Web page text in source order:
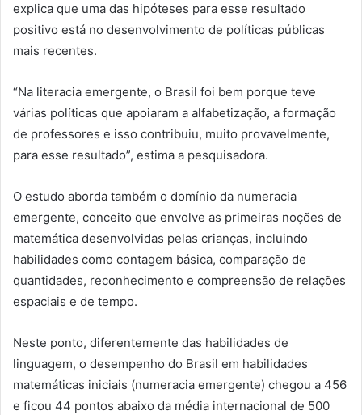
explica que uma das hipóteses para esse resultado
positivo está no desenvolvimento de políticas públicas
mais recentes.
“Na literacia emergente, o Brasil foi bem porque teve
várias políticas que apoiaram a alfabetização, a formação
de professores e isso contribuiu, muito provavelmente,
para esse resultado”, estima a pesquisadora.
O estudo aborda também o domínio da numeracia
emergente, conceito que envolve as primeiras noções de
matemática desenvolvidas pelas crianças, incluindo
habilidades como contagem básica, comparação de
quantidades, reconhecimento e compreensão de relações
espaciais e de tempo.
Neste ponto, diferentemente das habilidades de
linguagem, o desempenho do Brasil em habilidades
matemáticas iniciais (numeracia emergente) chegou a 456
e ficou 44 pontos abaixo da média internacional de 500